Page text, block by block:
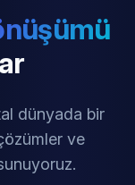
dünyada bir
ve